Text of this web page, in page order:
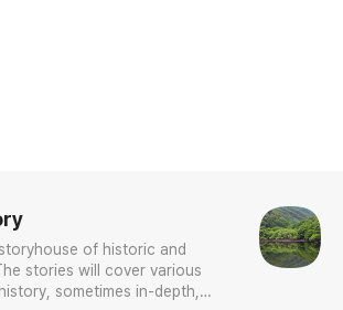
of historic and
stories will cover various
sometimes in-depth,